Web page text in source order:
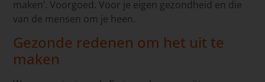
maken’. Voorgoed. Voor je eigen gezondheid en die
van de mensen om je heen.
Gezonde redenen om het uit te
maken